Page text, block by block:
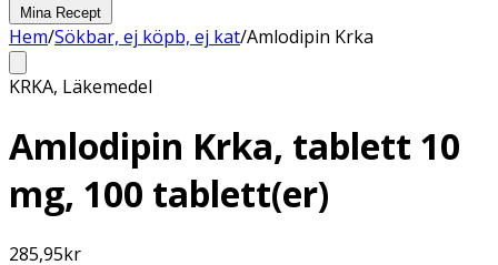
Mina Recept
Hem/Sökbar, ej köpb, ej kat/Amlodipin Krka
KRKA, Läkemedel
Amlodipin Krka, tablett 10
mg, 100 tablett(er)
285,95kr